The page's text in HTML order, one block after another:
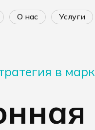
о нас услуги
в